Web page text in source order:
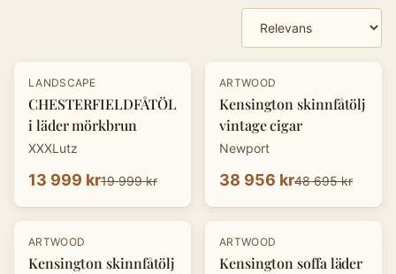
- 30%
LANDSCAPE
CHESTERFIELDFÅTÖLJ
i läder mörkbrun
XXXLutz
13 999 kr19 999 kr
-20%
ARTWOOD
Kensington skinnfåtölj
vintage cigar
Newport
38 956 kr48 695 kr
-20%
ARTWOOD
Kensington skinnfåtölj
-20%
ARTWOOD
Kensington soffa läder